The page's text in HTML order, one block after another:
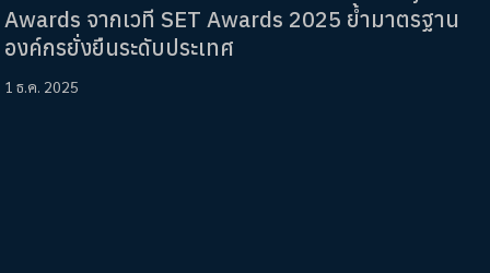
Awards จากเวที SET Awards 2025 ย้ำมาตรฐาน
องค์กรยั่งยืนระดับประเทศ
1 ธ.ค. 2025